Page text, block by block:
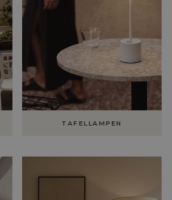
TAFELLAMPEN